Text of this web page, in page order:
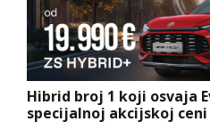
Hibrid broj 1 koji osvaja
specijalnoj akcijskoj ceni